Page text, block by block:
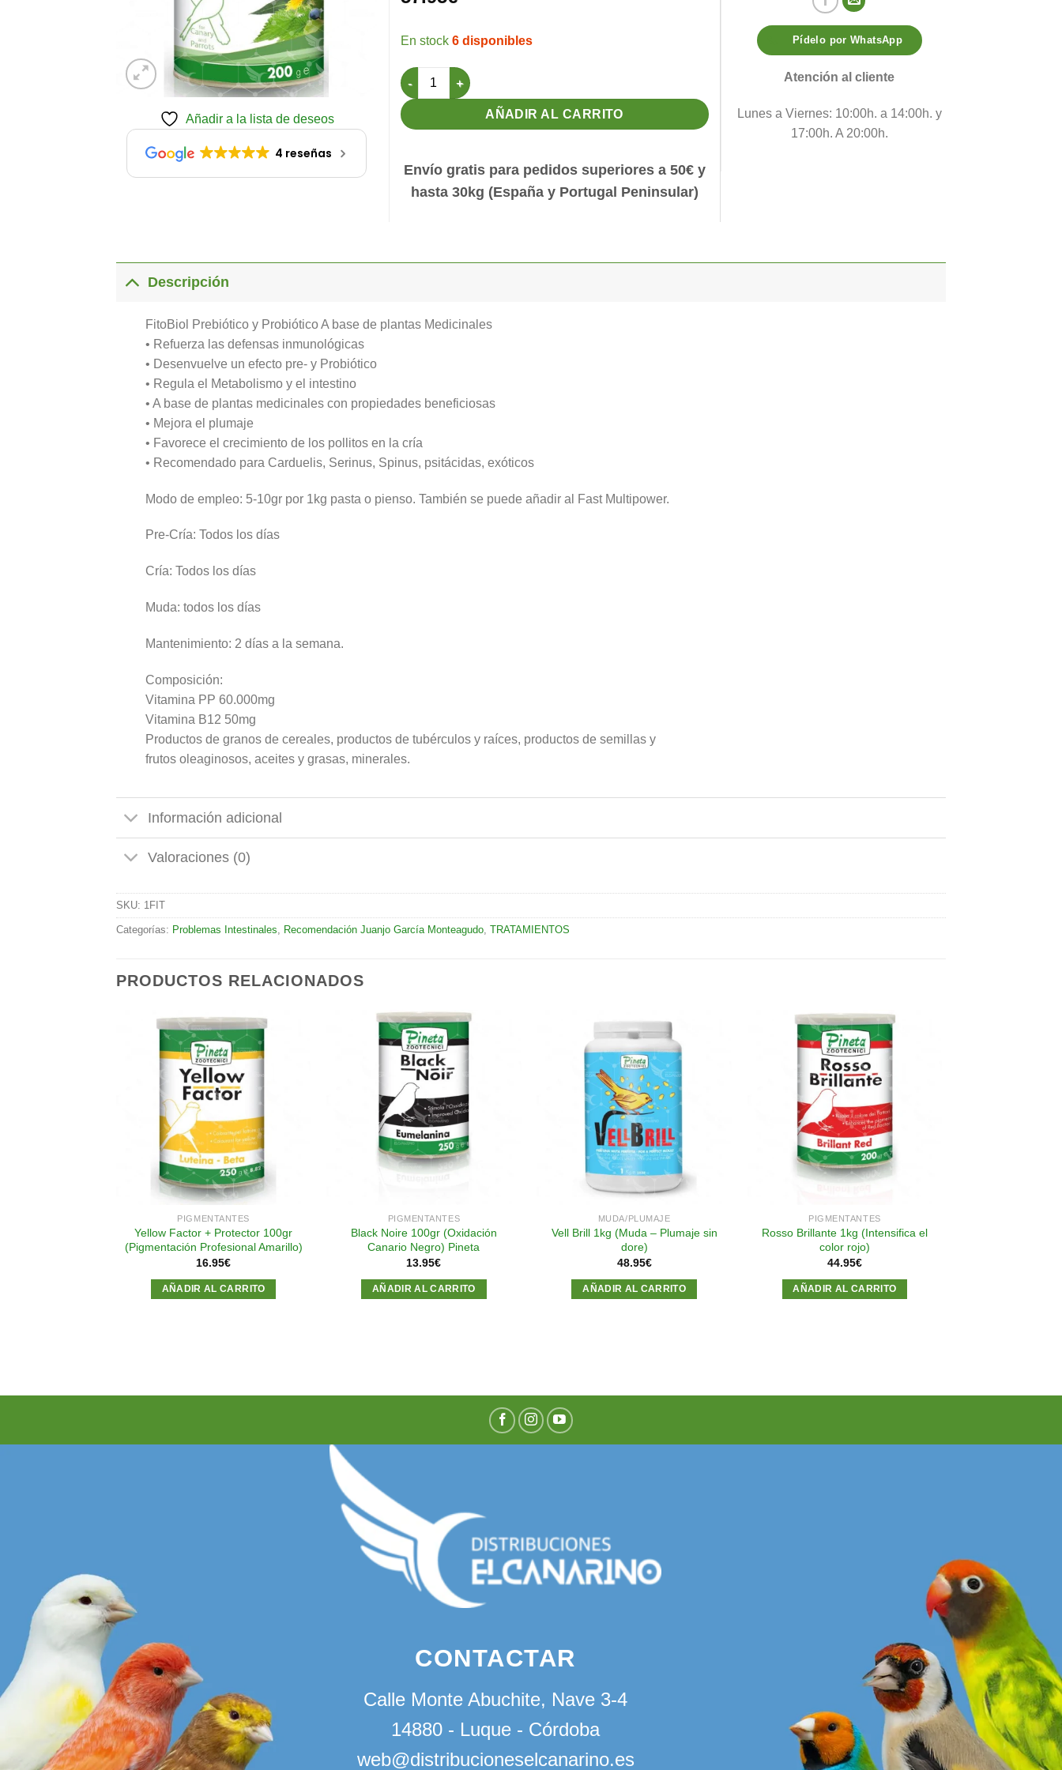
Añadir a la lista de deseos
4 reseñas
6 disponibles
Fitobiol 1kg Prebiotico a base de hierbas Pineta cantidad
AÑADIR AL CARRITO
Envío gratis para pedidos superiores a 50€ y
hasta 30kg (España y Portugal Peninsular)
Pídelo por WhatsApp
Atención al cliente
Lunes a Viernes: 10:00h. a 14:00h. y
17:00h. A 20:00h.
Descripción
FitoBiol Prebiótico y Probiótico A base de plantas Medicinales
• Refuerza las defensas inmunológicas
• Desenvuelve un efecto pre- y Probiótico
• Regula el Metabolismo y el intestino
• A base de plantas medicinales con propiedades beneficiosas
• Mejora el plumaje
• Favorece el crecimiento de los pollitos en la cría
• Recomendado para Carduelis, Serinus, Spinus, psitácidas, exóticos
Modo de empleo: 5-10gr por 1kg pasta o pienso. También se puede añadir al Fast Multipower.
Pre-Cría: Todos los días
Cría: Todos los días
Muda: todos los días
Mantenimiento: 2 días a la semana.
Composición:
Vitamina PP 60.000mg
Vitamina B12 50mg
Productos de granos de cereales, productos de tubérculos y raíces, productos de semillas y
frutos oleaginosos, aceites y grasas, minerales.
Información adicional
Valoraciones (0)
SKU: 1FIT
Categorías: Problemas Intestinales, Recomendación Juanjo García Monteagudo, TRATAMIENTOS
PRODUCTOS RELACIONADOS
PIGMENTANTES
Yellow Factor + Protector 100gr
(Pigmentación Profesional Amarillo)
16.95€
AÑADIR AL CARRITO
PIGMENTANTES
Black Noire 100gr (Oxidación
Canario Negro) Pineta
13.95€
AÑADIR AL CARRITO
MUDA/PLUMAJE
Vell Brill 1kg (Muda – Plumaje sin
dore)
48.95€
AÑADIR AL CARRITO
PIGMENTANTES
Rosso Brillante 1kg (Intensifica el
color rojo)
44.95€
AÑADIR AL CARRITO
CONTACTAR
Calle Monte Abuchite, Nave 3-4
14880 - Luque - Córdoba
web@distribucioneselcanarino.es